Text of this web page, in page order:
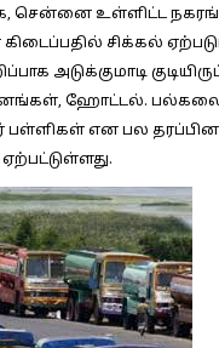
சென்னை உள்ளிட்ட
சிக்கல்
அடுக்குமாடி
ஹோட்டல்.
பள்ளிகள் என பல